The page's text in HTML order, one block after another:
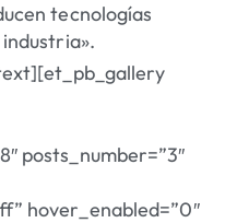
tecnologías
posts_number=”3″
hover_enabled=”0″